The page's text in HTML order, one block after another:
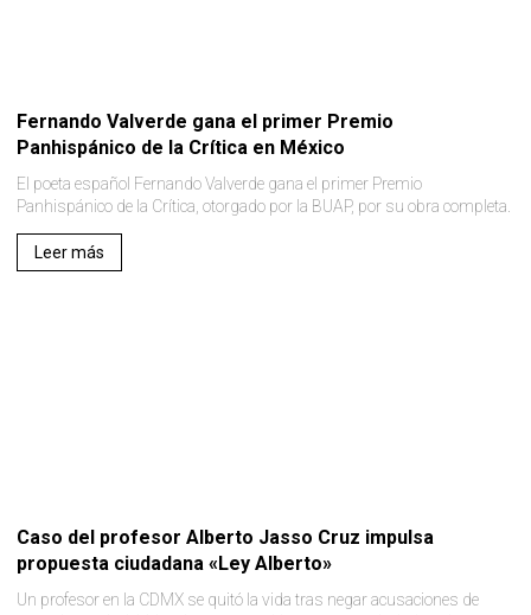
Fernando Valverde gana el primer Premio
Panhispánico de la Crítica en México
El poeta español Fernando Valverde gana el primer Premio
Panhispánico de la Crítica, otorgado por la BUAP, por su obra completa.
Leer más
Caso del profesor Alberto Jasso Cruz impulsa
propuesta ciudadana «Ley Alberto»
Un profesor en la CDMX se quitó la vida tras negar acusaciones de